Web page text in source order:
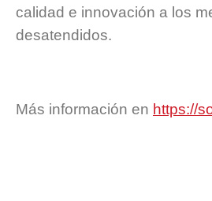
calidad e innovación a los
desatendidos.
Más información en https://